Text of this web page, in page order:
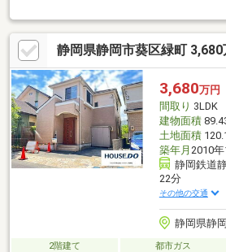
静岡県静岡市葵区緑町 3,680
3,680万円
間取り 3LDK
建物面積
土地面積
築年月 2010
静岡鉄道
22分
その他の交通
静岡県静
2階建て 都市ガス